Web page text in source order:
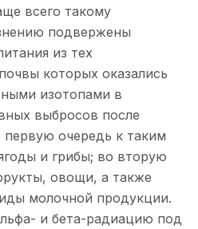
всего такому
подвержены
из тех
которых оказались
изотопами в
выбросов после
очередь к таким
и грибы; во вторую
овощи, а также
молочной продукции.
и бета-радиацию под